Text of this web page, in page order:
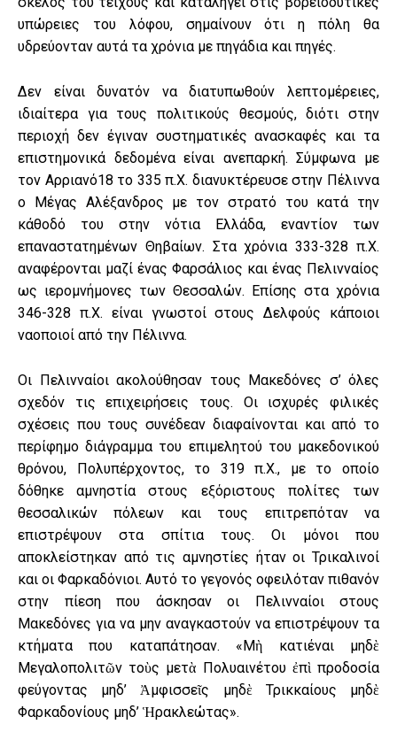
υπώρειες του λόφου, σημαίνουν ότι η πόλη θα
υδρεύονταν αυτά τα χρόνια με πηγάδια και πηγές.
Δεν είναι δυνατόν να διατυπωθούν λεπτομέρειες,
ιδιαίτερα για τους πολιτικούς θεσμούς, διότι στην
περιοχή δεν έγιναν συστηματικές ανασκαφές και τα
επιστημονικά δεδομένα είναι ανεπαρκή. Σύμφωνα με
τον Αρριανό18 το 335 π.Χ. διανυκτέρευσε στην Πέλιννα
ο Μέγας Αλέξανδρος με τον στρατό του κατά την
κάθοδό του στην νότια Ελλάδα, εναντίον των
επαναστατημένων Θηβαίων. Στα χρόνια 333-328 π.Χ.
αναφέρονται μαζί ένας Φαρσάλιος και ένας Πελινναίος
ως ιερομνήμονες των Θεσσαλών. Επίσης στα χρόνια
346-328 π.Χ. είναι γνωστοί στους Δελφούς κάποιοι
ναοποιοί από την Πέλιννα.
Οι Πελινναίοι ακολούθησαν τους Μακεδόνες σ’ όλες
σχεδόν τις επιχειρήσεις τους. Οι ισχυρές φιλικές
σχέσεις που τους συνέδεαν διαφαίνονται και από το
περίφημο διάγραμμα του επιμελητού του μακεδονικού
θρόνου, Πολυπέρχοντος, το 319 π.Χ., με το οποίο
δόθηκε αμνηστία στους εξόριστους πολίτες των
θεσσαλικών πόλεων και τους επιτρεπόταν να
επιστρέψουν στα σπίτια τους. Οι μόνοι που
αποκλείστηκαν από τις αμνηστίες ήταν οι Τρικαλινοί
και οι Φαρκαδόνιοι. Αυτό το γεγονός οφειλόταν πιθανόν
στην πίεση που άσκησαν οι Πελινναίοι στους
Μακεδόνες για να μην αναγκαστούν να επιστρέψουν τα
κτήματα που καταπάτησαν. «Μὴ κατιέναι μηδὲ
Μεγαλοπολιτῶν τοὺς μετὰ Πολυαινέτου ἐπὶ προδοσία
φεύγοντας μηδ’ Ἀμφισσεῖς μηδὲ Τρικκαίους μηδὲ
Φαρκαδονίους μηδ’ Ἡρακλεώτας».